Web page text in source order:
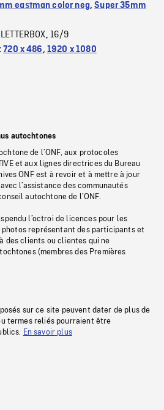
eastman color neg,Super 35mm
LETTERBOX, 16/9
720 x 486, 1920 x 1080
autochtones
de l’ONF, aux protocoles
et aux lignes directrices du Bureau
ONF est à revoir et à mettre à jour
l’assistance des communautés
autochtone de l’ONF.
l’octroi de licences pour les
représentant des participants et
des clients ou clientes qui ne
(membres des Premières
sur ce site peuvent dater de plus de
termes reliés pourraient être
En savoir plus